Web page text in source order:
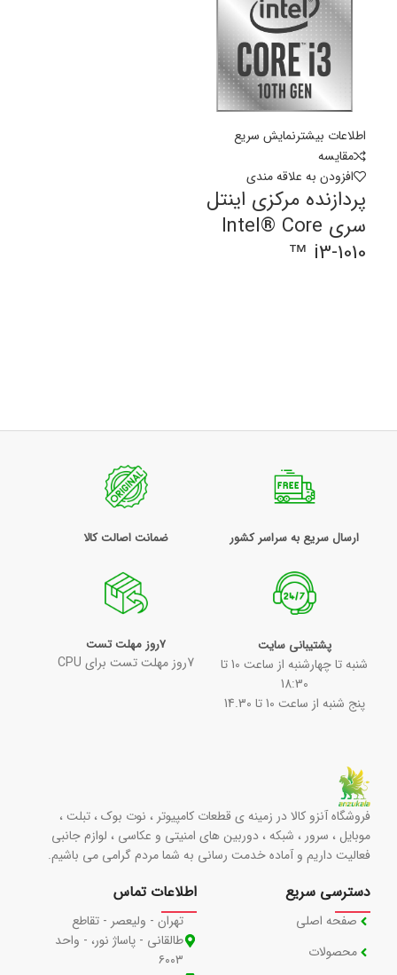
اطلاعات بیشترنمایش سریع
مقايسه
افزودن به علاقه مندی
پردازنده مرکزی اینتل
سری Intel® Core
™ i3-1010
ارسال سریع به سراسر کشور ضمانت اصالت کالا
پشتیبانی سایت
شنبه تا چهارشنبه از ساعت 10 تا
18:30
پنج شنبه از ساعت 10 تا 14.30
7روز مهلت تست
7روز مهلت تست برای CPU
فروشگاه آنزو کالا در زمینه ی قطعات کامپیوتر ، نوت بوک ، تبلت ،
موبایل ، سرور ، شبکه ، دوربین های امنیتی و عکاسی ، لوازم جانبی
فعالیت داریم و آماده خدمت رسانی به شما مردم گرامی می باشیم.
دسترسی سریع
صفحه اصلی
محصولات
اطلاعات تماس
تهران - ولیعصر - تقاطع
طالقانی - پاساژ نور، - واحد
۶۰۰۳